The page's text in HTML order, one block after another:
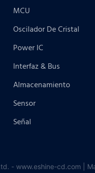
MCU
Oscilador De Cristal
Power IC
Interfaz & Bus
Almacenamiento
Sensor
Señal
- www.eshine-cd.com |